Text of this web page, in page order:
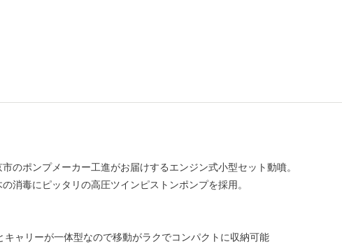
のポンプメーカー工進がお届けするエンジン式小型セット動噴。
消毒にピッタリの高圧ツインピストンポンプを採用。
キャリーが一体型なので移動がラクでコンパクトに収納可能